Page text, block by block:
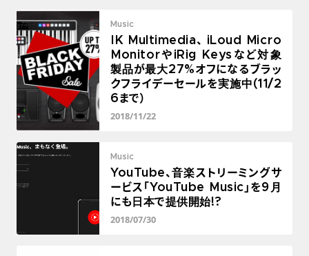
Music
IK Multimedia、 iLoud Micro
MonitorやiRig Keysなど対象
製品が最大27%オフになるブラッ
クフライデーセールを実施中(11/2
6まで）
2018/11/22
Music
YouTube、音楽ストリーミングサ
ービス「YouTube Music」を9月
にも日本で提供開始!?
2018/07/30